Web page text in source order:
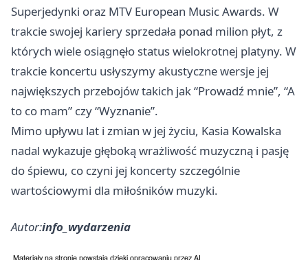
Superjedynki oraz MTV European Music Awards. W
trakcie swojej kariery sprzedała ponad milion płyt, z
których wiele osiągnęło status wielokrotnej platyny. W
trakcie koncertu usłyszymy akustyczne wersje jej
największych przebojów takich jak “Prowadź mnie”, “A
to co mam” czy “Wyznanie”.
Mimo upływu lat i zmian w jej życiu, Kasia Kowalska
nadal wykazuje głęboką wrażliwość muzyczną i pasję
do śpiewu, co czyni jej koncerty szczególnie
wartościowymi dla miłośników muzyki.
Autor:info_wydarzenia